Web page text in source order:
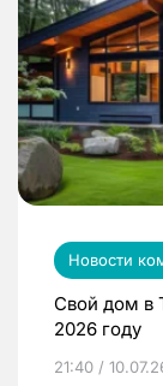
Новости
Свой дом в
2026 году
21:40 /